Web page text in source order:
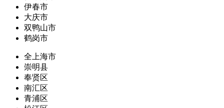
伊春市
大庆市
双鸭山市
鹤岗市
全上海市
崇明县
奉贤区
南汇区
青浦区